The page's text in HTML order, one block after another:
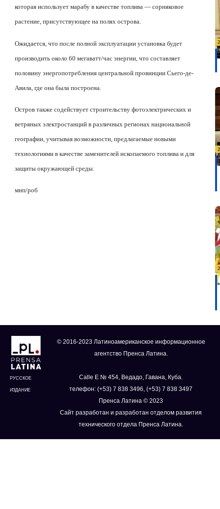
которая использует марабу в качестве топлива — сорняковое
растение, присутствующее на полях острова.
Ожидается, что после полной эксплуатации установка будет
производить около 60 мегаватт/час энергии, что составляет
половину энергопотребления центральной провинции Сьего-де-
Авила, где она была построена.
Остров также содействует строительству фотоэлектрических и
ветряных электростанций в различных регионах национальной
географии, учитывая возможности, предлагаемые новыми
технологиями в качестве заменителей ископаемого топлива и для
защиты окружающей среды.
мнп/роб
РУССКОЕ
ИЗДАНИЕ
© 2016-2023 Латиноамериканское информационное
агентство Пренса Латина.
Calle E № 454, Ведадо, Гавана, Куба.
телефон: (+53) 7 838 3496, (+53) 7 838 3497
Пренса Латина © 2023
Сайт разработан и разработан отделом развития
технического отдела Пренса Латина.